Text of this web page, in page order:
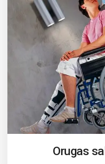
Orugas